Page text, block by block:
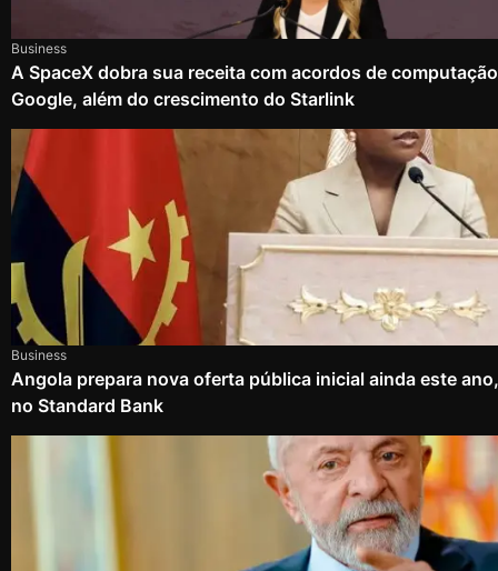
Business
A SpaceX dobra sua receita com acordos de
Google, além do crescimento do Starlink
Business
Angola prepara nova oferta pública inicial ainda este
no Standard Bank